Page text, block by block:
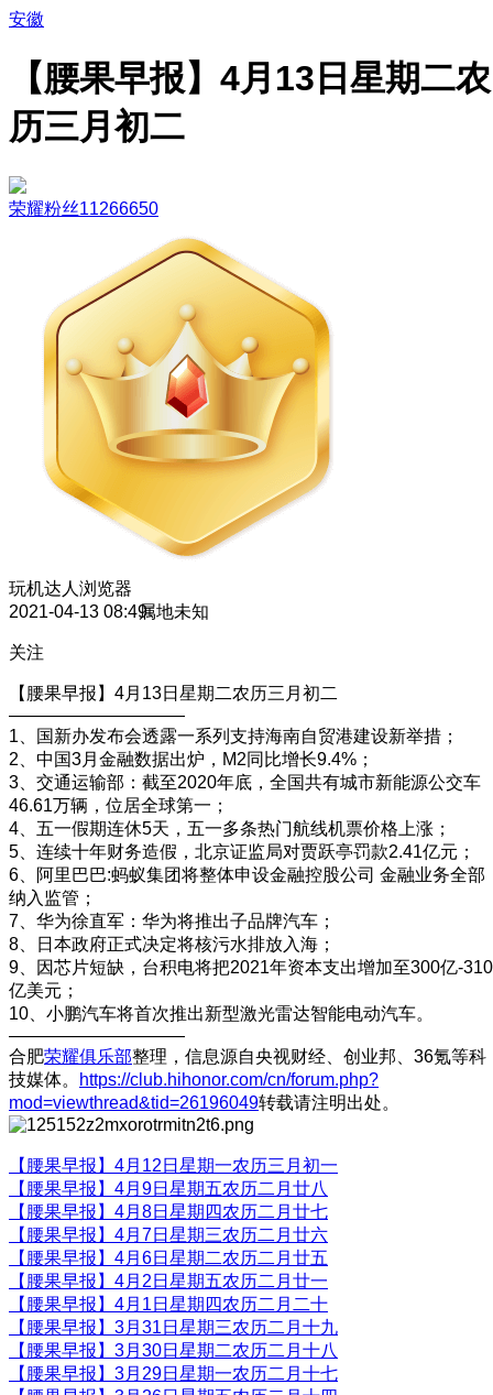
安徽
【腰果早报】4月13日星期二农
历三月初二
荣耀粉丝11266650
玩机达人 浏览器
2021-04-13 08:49属地未知
关注
【腰果早报】4月13日星期二农历三月初二
——————————
1、国新办发布会透露一系列支持海南自贸港建设新举措；
2、中国3月金融数据出炉，M2同比增长9.4%；
3、交通运输部：截至2020年底，全国共有城市新能源公交车
46.61万辆，位居全球第一；
4、五一假期连休5天，五一多条热门航线机票价格上涨；
5、连续十年财务造假，北京证监局对贾跃亭罚款2.41亿元；
6、阿里巴巴:蚂蚁集团将整体申设金融控股公司 金融业务全部
纳入监管；
7、华为徐直军：华为将推出子品牌汽车；
8、日本政府正式决定将核污水排放入海；
9、因芯片短缺，台积电将把2021年资本支出增加至300亿-310
亿美元；
10、小鹏汽车将首次推出新型激光雷达智能电动汽车。
——————————
合肥荣耀俱乐部整理，信息源自央视财经、创业邦、36氪等科
技媒体。
https://club.hihonor.com/cn/forum.php?
mod=viewthread&tid=26196049转载请注明出处。
【腰果早报】4月12日星期一农历三月初一
【腰果早报】4月9日星期五农历二月廿八
【腰果早报】4月8日星期四农历二月廿七
【腰果早报】4月7日星期三农历二月廿六
【腰果早报】4月6日星期二农历二月廿五
【腰果早报】4月2日星期五农历二月廿一
【腰果早报】4月1日星期四农历二月二十
【腰果早报】3月31日星期三农历二月十九
【腰果早报】3月30日星期二农历二月十八
【腰果早报】3月29日星期一农历二月十七